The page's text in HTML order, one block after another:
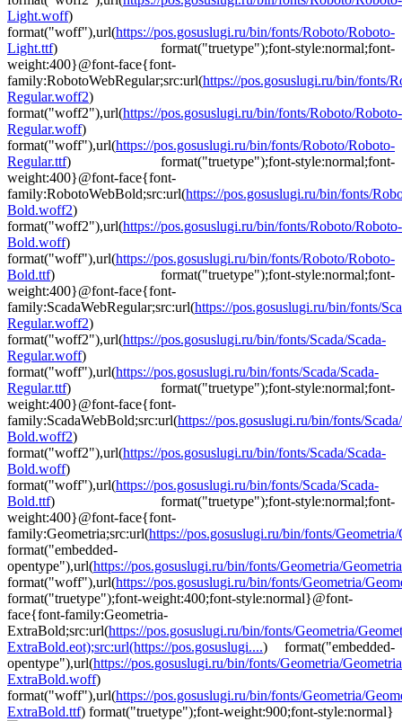
Light.woff)
format("woff"),url(https://pos.gosuslugi.ru/bin/fonts/Roboto/Roboto-
Light.ttf) format("truetype");font-style:normal;font-
weight:400}@font-face{font-
family:RobotoWebRegular;src:url(https://pos.gosuslugi.ru/bin/fonts/
Regular.woff2)
format("woff2"),url(https://pos.gosuslugi.ru/bin/fonts/Roboto/Roboto-
Regular.woff)
format("woff"),url(https://pos.gosuslugi.ru/bin/fonts/Roboto/Roboto-
Regular.ttf) format("truetype");font-style:normal;font-
weight:400}@font-face{font-
family:RobotoWebBold;src:url(https://pos.gosuslugi.ru/bin/fonts/
Bold.woff2)
format("woff2"),url(https://pos.gosuslugi.ru/bin/fonts/Roboto/Roboto-
Bold.woff)
format("woff"),url(https://pos.gosuslugi.ru/bin/fonts/Roboto/Roboto-
Bold.ttf) format("truetype");font-style:normal;font-
weight:400}@font-face{font-
family:ScadaWebRegular;src:url(https://pos.gosuslugi.ru/bin/fonts/
Regular.woff2)
format("woff2"),url(https://pos.gosuslugi.ru/bin/fonts/Scada/Scada-
Regular.woff)
format("woff"),url(https://pos.gosuslugi.ru/bin/fonts/Scada/Scada-
Regular.ttf) format("truetype");font-style:normal;font-
weight:400}@font-face{font-
family:ScadaWebBold;src:url(https://pos.gosuslugi.ru/bin/fonts/
Bold.woff2)
format("woff2"),url(https://pos.gosuslugi.ru/bin/fonts/Scada/Scada-
Bold.woff)
format("woff"),url(https://pos.gosuslugi.ru/bin/fonts/Scada/Scada-
Bold.ttf) format("truetype");font-style:normal;font-
weight:400}@font-face{font-
family:Geometria;src:url(https://pos.gosuslugi.ru/bin/fonts/
format("embedded-
opentype"),url(https://pos.gosuslugi.ru/bin/fonts/Geometria/
format("woff"),url(https://pos.gosuslugi.ru/bin/fonts/Geometria/
format("truetype");font-weight:400;font-style:normal}@font-
face{font-family:Geometria-
ExtraBold;src:url(https://pos.gosuslugi.ru/bin/fonts/Geometria/
ExtraBold.eot);src:url(https://pos.gosuslugi....) format("embedded-
opentype"),url(https://pos.gosuslugi.ru/bin/fonts/Geometria/
ExtraBold.woff)
format("woff"),url(https://pos.gosuslugi.ru/bin/fonts/Geometria/
ExtraBold.ttf) format("truetype");font-weight:900;font-style:normal}